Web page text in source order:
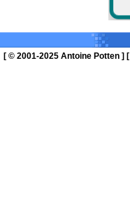
[ © 2001-2025 Antoine Potten ] [